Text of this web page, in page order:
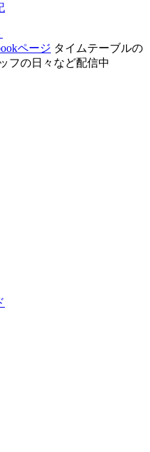
タイムテーブルの
フの日々など配信中